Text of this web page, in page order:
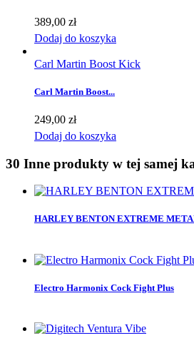
389,00 zł
Dodaj do koszyka
Carl Martin Boost Kick
Carl Martin Boost...
249,00 zł
Dodaj do koszyka
30 Inne produkty w tej samej
HARLEY BENTON EXTREME
Electro Harmonix Cock Fight Plus